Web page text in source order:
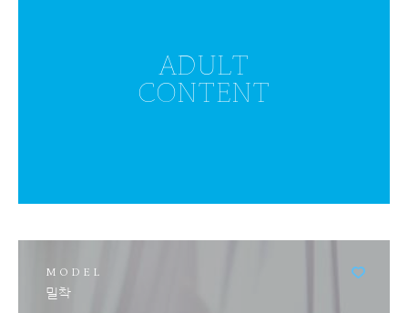
ADULT
CONTENT
MODEL
밀착